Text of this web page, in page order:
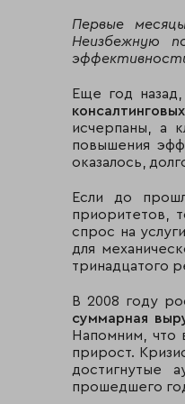
Первые
Неизбежную
Еще год
исчерпаны, а
повышения
оказалось,
Если до
приоритетов,
спрос на
для
тринадцатого
В 2008 году
суммарная
Напомним, что
прирост.
достигнутые
прошедшего